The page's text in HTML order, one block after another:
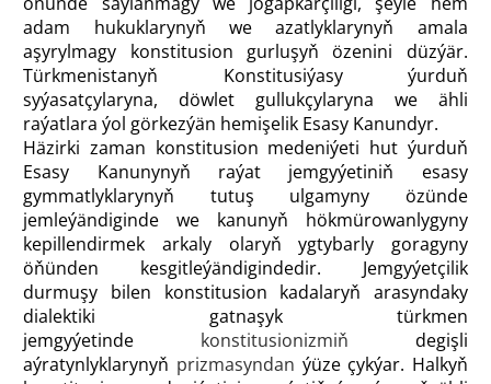
adam hukuklarynyň we azatlyklarynyň amala
aşyrylmagy konstitusion gurluşyň özenini düzýär.
Türkmenistanyň Konstitusiýasy ýurduň
syýasatçylaryna, döwlet gullukçylaryna we ähli
raýatlara ýol görkezýän hemişelik Esasy Kanundyr.
Häzirki zaman konstitusion medeniýeti hut ýurduň
Esasy Kanunynyň raýat jemgyýetiniň esasy
gymmatlyklarynyň tutuş ulgamyny özünde
jemleýändiginde we kanunyň hökmürowanlygyny
kepillendirmek arkaly olaryň ygtybarly goragyny
öňünden kesgitleýändigindedir. Jemgyýetçilik
durmuşy bilen konstitusion kadalaryň arasyndaky
dialektiki gatnaşyk türkmen
jemgyýetinde konstitusionizmiň degişli
aýratynlyklarynyň prizmasyndan ýüze çykýar. Halkyň